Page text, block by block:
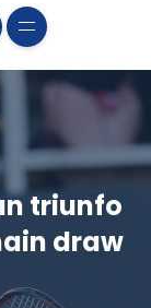
triunfo
draw